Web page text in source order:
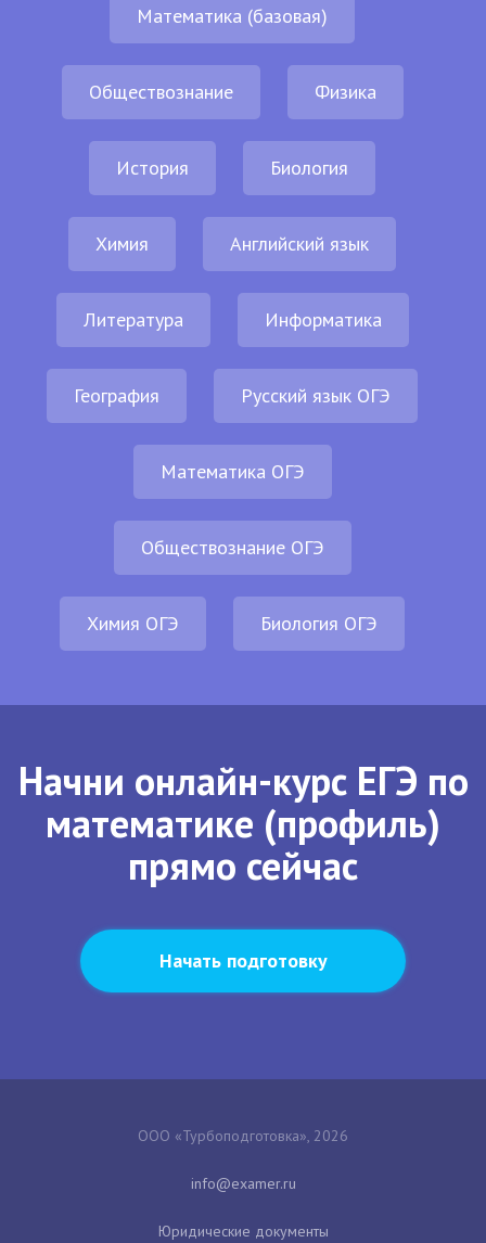
Математика (базовая)
Обществознание Физика
История Биология
Химия Английский язык
Литература Информатика
География Русский язык ОГЭ
Математика ОГЭ
Обществознание ОГЭ
Химия ОГЭ Биология ОГЭ
Начни онлайн-курс ЕГЭ по
математике (профиль)
прямо сейчас
Начать подготовку
ООО «Турбоподготовка», 2026
Юридические документы